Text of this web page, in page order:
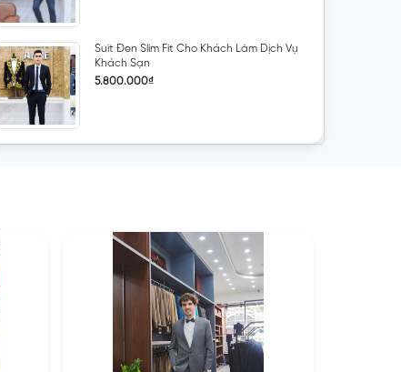
Suit Đen Slim Fit Cho Khách Làm Dịch Vụ
Khách Sạn
5.800.000₫